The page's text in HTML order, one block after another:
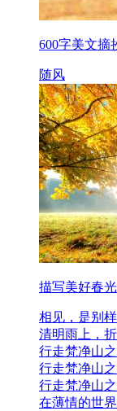
600字美文摘
随风
描写美好春
相见，是别
清明雨上，
行走梵净山
行走梵净山
行走梵净山
在薄情的世